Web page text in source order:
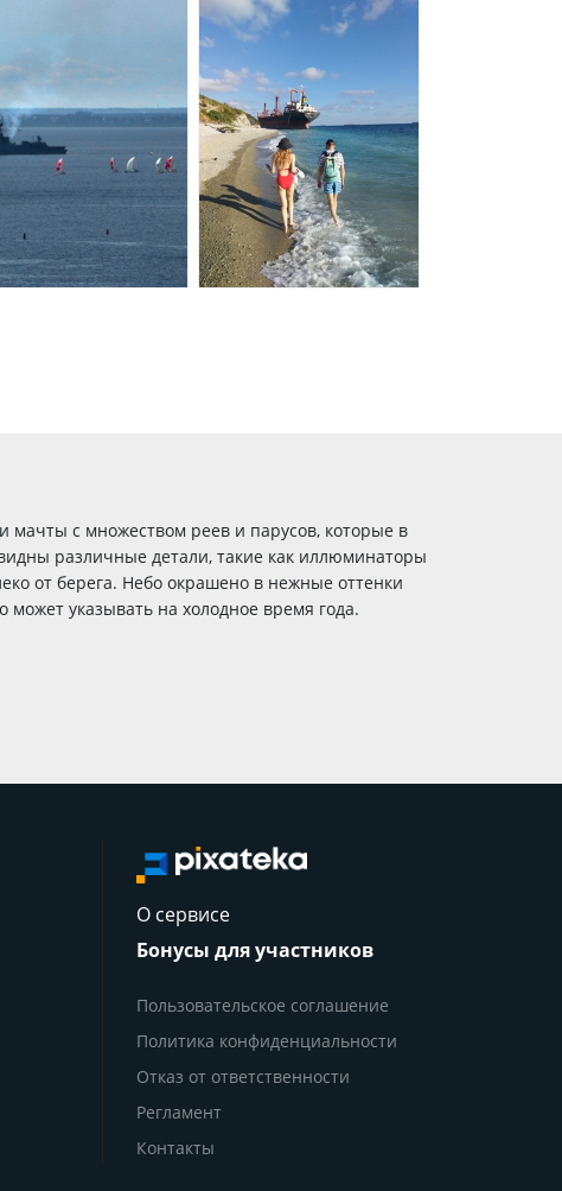
мачты с множеством реев и парусов, которые в
различные детали, такие как иллюминаторы
от берега. Небо окрашено в нежные оттенки
указывать на холодное время года.
О сервисе
Бонусы для участников
Пользовательское соглашение
Политика конфиденциальности
Отказ от ответственности
Регламент
Контакты